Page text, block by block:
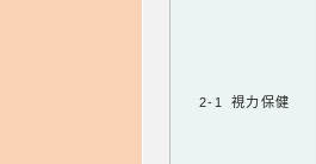
2-1 視力保健